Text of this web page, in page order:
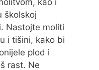
kao i
školskoj
Nastojte moliti
i tišini, kako bi
plod i
rast. Ne